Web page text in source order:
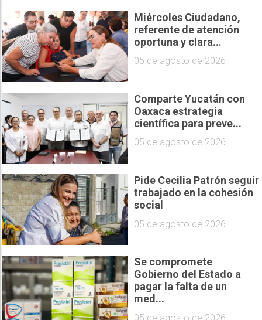
Miércoles Ciudadano,
referente de atención
oportuna y clara...
05 de agosto de 2026
Comparte Yucatán con
Oaxaca estrategia
científica para preve...
05 de agosto de 2026
Pide Cecilia Patrón seguir
trabajado en la cohesión
social
05 de agosto de 2026
Se compromete
Gobierno del Estado a
pagar la falta de un
med...
05 de agosto de 2026